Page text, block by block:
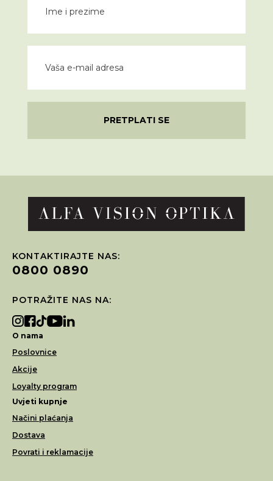
PRETPLATI SE
KONTAKTIRAJTE NAS:
0800 0890
POTRAŽITE NAS NA:
O nama
Poslovnice
Akcije
Loyalty program
Uvjeti kupnje
Načini plaćanja
Dostava
Povrati i reklamacije